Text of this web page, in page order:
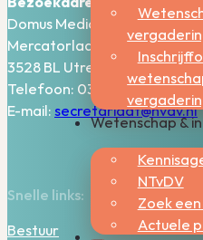
Wetenschap &
NTvDV
Zoek
Actuele
Domus Medica – 5e
Mercatorlaan 1200
3528 BL Utrecht
Telefoon: 030-2006800
E-mail: secretariaat@nvdv.nl
Snelle links:
Bestuur